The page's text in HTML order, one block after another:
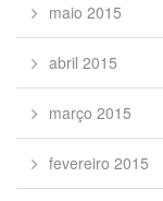
maio 2015
abril 2015
março 2015
fevereiro 2015